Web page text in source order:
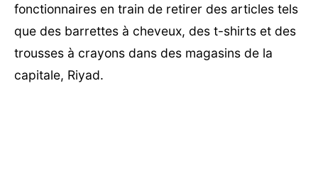
fonctionnaires en train de retirer des articles tels
que des barrettes à cheveux, des t-shirts et des
trousses à crayons dans des magasins de la
capitale, Riyad.